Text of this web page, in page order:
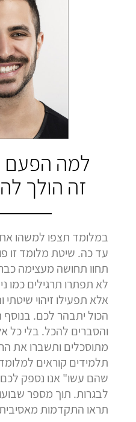
למה הפעם
זה הולך
במלומד תצפו למשהו
עד כה. שיטת מלומד זו
תחוו תחושה מעצימה
לא תפתרו תרגילים כמו
אלא תפעילו זיהוי
הכול יתבהר לכם.
והסברים להכל. בלי כל
מתוסכלים ותשברו את
תלמידים קוראים
שהם עשו" אנו נספק לכם
לבגרות. תוך מספר
תראו התקדמות